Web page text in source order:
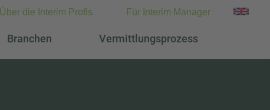
Über die Interim Profis Für Interim Manager
Branchen Vermittlungsprozess